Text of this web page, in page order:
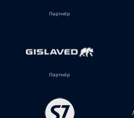
Партнёр
Партнёр